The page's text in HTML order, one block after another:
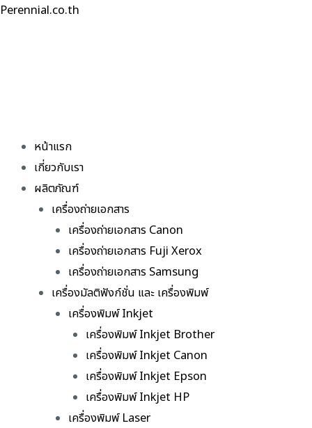
Skip
Perennial.co.th
หน้าแรก
เกี่ยวกับเรา
ผลิตภัณฑ์
เครื่องถ่ายเอกสาร
เครื่องถ่ายเอกสาร Canon
เครื่องถ่ายเอกสาร Fuji Xerox
เครื่องถ่ายเอกสาร Samsung
เครื่องมัลติฟังก์ชั่น และ เครื่องพิมพ์
เครื่องพิมพ์ Inkjet
เครื่องพิมพ์ Inkjet Brother
เครื่องพิมพ์ Inkjet Canon
เครื่องพิมพ์ Inkjet Epson
เครื่องพิมพ์ Inkjet HP
เครื่องพิมพ์ Laser